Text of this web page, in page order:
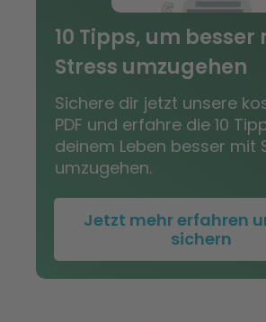
10 Tipps, um besser
Stress umzugehen
Sichere dir jetzt unsere
PDF und erfahre die 10
deinem Leben besser mit
umzugehen.
Jetzt mehr erfahren
sichern